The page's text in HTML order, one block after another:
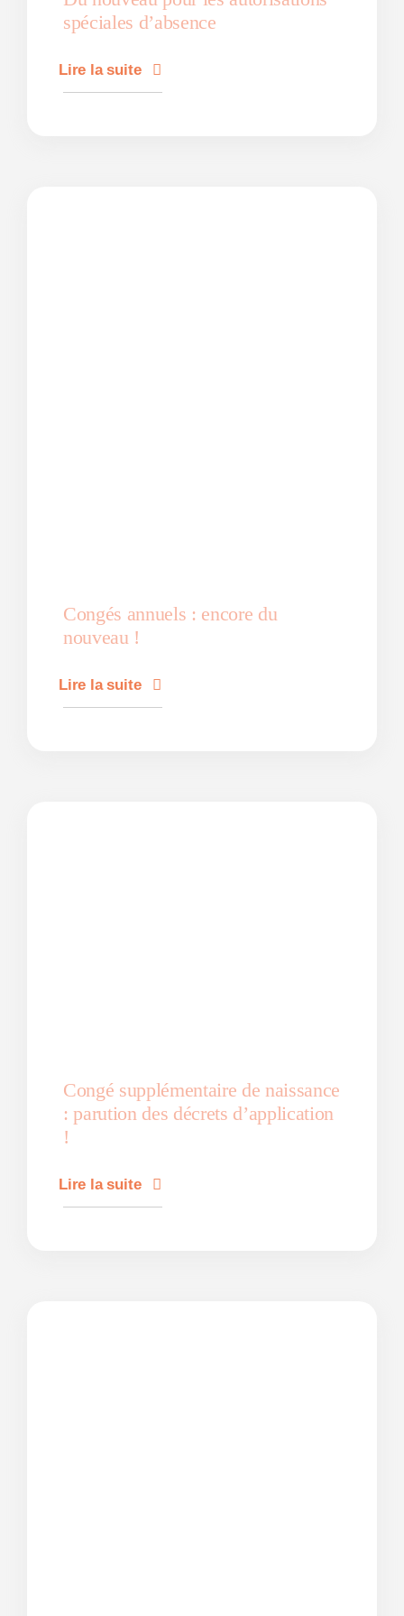
spéciales d’absence
Lire la suite
Congés annuels : encore du
nouveau !
Lire la suite
Congé supplémentaire de naissance
: parution des décrets d’application
!
Lire la suite